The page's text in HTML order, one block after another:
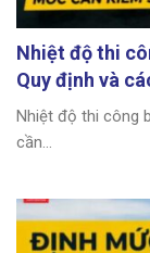
Nhiệt độ thi
Quy định và
Nhiệt độ thi công
cần...